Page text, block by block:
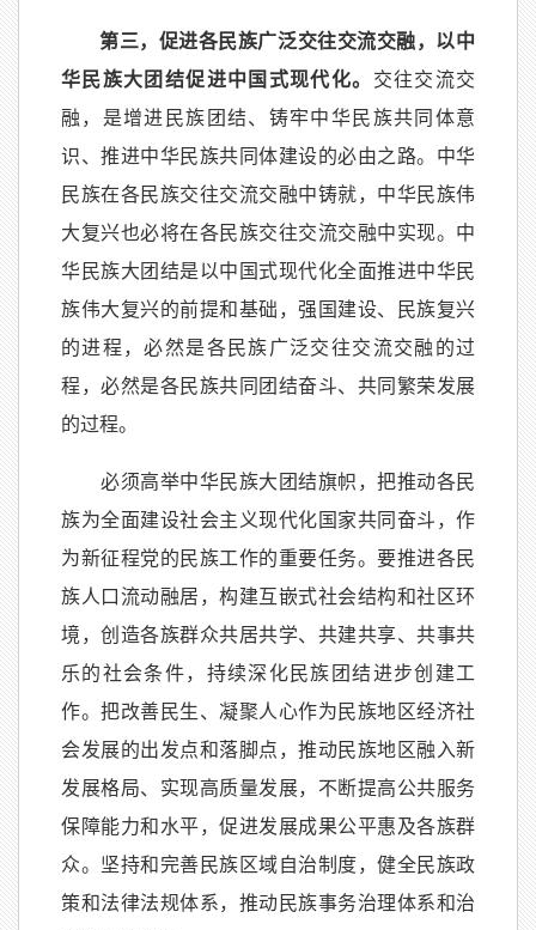
第三，促进各民族广泛交往交流交融，以中
华民族大团结促进中国式现代化。 交往交流交
融，是增进民族团结、铸牢中华民族共同体意
识、推进中华民族共同体建设的必由之路。中华
民族在各民族交往交流交融中铸就，中华民族伟
大复兴也必将在各民族交往交流交融中实现。中
华民族大团结是以中国式现代化全面推进中华民
族伟大复兴的前提和基础，强国建设、民族复兴
的进程，必然是各民族广泛交往交流交融的过
程，必然是各民族共同团结奋斗、共同繁荣发展
的过程。
必须高举中华民族大团结旗帜，把推动各民
族为全面建设社会主义现代化国家共同奋斗，作
为新征程党的民族工作的重要任务。要推进各民
族人口流动融居，构建互嵌式社会结构和社区环
境，创造各族群众共居共学、共建共享、共事共
乐的社会条件，持续深化民族团结进步创建工
作。把改善民生、凝聚人心作为民族地区经济社
会发展的出发点和落脚点，推动民族地区融入新
发展格局、实现高质量发展，不断提高公共服务
保障能力和水平，促进发展成果公平惠及各族群
众。坚持和完善民族区域自治制度，健全民族政
策和法律法规体系，推动民族事务治理体系和治